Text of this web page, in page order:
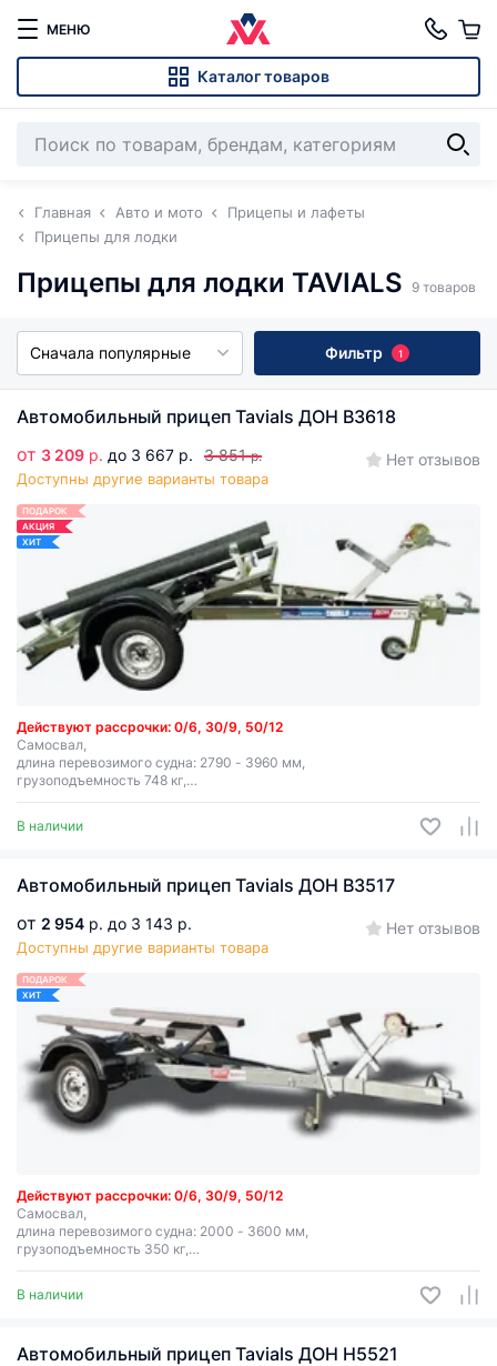
МЕНЮ
Каталог товаров
Главная Авто и мото
Прицепы и лафеты
Прицепы для лодки
Прицепы для лодки TAVIALS 9 товаров
Сначала популярные Фильтр 1
Автомобильный прицеп Tavials ДОН В3618
от 3 209 р. до 3 667 р. 3 851 р.
Доступны другие варианты товара
Нет отзывов
ПОДАРОК
АКЦИЯ
ХИТ
Действуют рассрочки: 0/6, 30/9, 50/12
Самосвал,
длина перевозимого судна: 2790 - 3960 мм,
грузоподъемность 748 кг,
выдвижное дышло, лебедка (в комплекте премиум).
В наличии
Автомобильный прицеп Tavials ДОН В3517
от 2 954 р. до 3 143 р.
Доступны другие варианты товара
Нет отзывов
ПОДАРОК
ХИТ
Действуют рассрочки: 0/6, 30/9, 50/12
Самосвал,
длина перевозимого судна: 2000 - 3600 мм,
грузоподъемность 350 кг,
выдвижной задний бампер, носовой упор, лебедка.
В наличии
Автомобильный прицеп Tavials ДОН Н5521